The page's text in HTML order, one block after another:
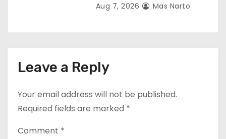
Aug 7, 2026 Mas Narto
Leave a Reply
Your email address will not be published.
Required fields are marked *
Comment *